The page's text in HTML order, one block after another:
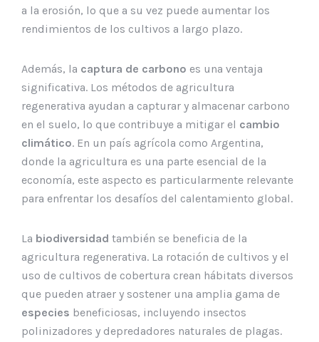
a la erosión, lo que a su vez puede aumentar los
rendimientos de los cultivos a largo plazo.
Además, la captura de carbono es una ventaja
significativa. Los métodos de agricultura
regenerativa ayudan a capturar y almacenar carbono
en el suelo, lo que contribuye a mitigar el cambio
climático. En un país agrícola como Argentina,
donde la agricultura es una parte esencial de la
economía, este aspecto es particularmente relevante
para enfrentar los desafíos del calentamiento global.
La biodiversidad también se beneficia de la
agricultura regenerativa. La rotación de cultivos y el
uso de cultivos de cobertura crean hábitats diversos
que pueden atraer y sostener una amplia gama de
especies beneficiosas, incluyendo insectos
polinizadores y depredadores naturales de plagas.